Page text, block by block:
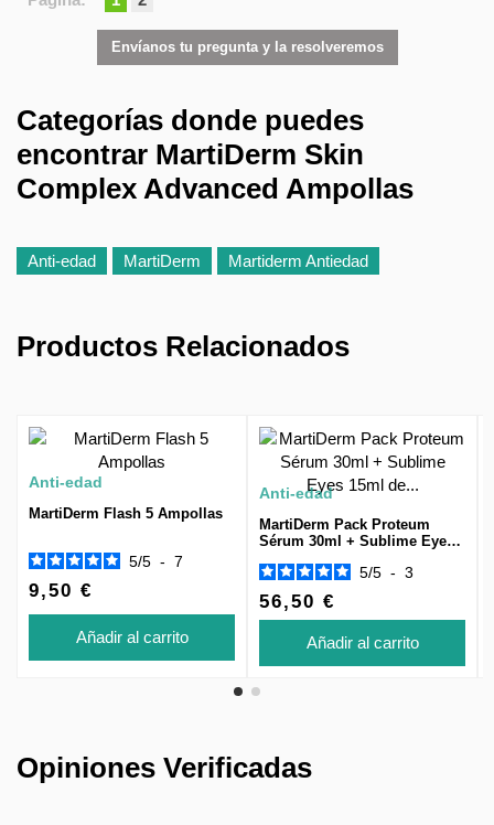
Envíanos tu pregunta y la resolveremos
Categorías donde puedes
encontrar MartiDerm Skin
Complex Advanced Ampollas
Anti-edad MartiDerm Martiderm Antiedad
Productos Relacionados
Anti-edad
MartiDerm Flash 5 Ampollas
5/5 - 7
9,50 €
Añadir al carrito
Anti-edad
MartiDerm Pack Proteum
Sérum 30ml + Sublime Eyes
5/5 - 3
56,50 €
Añadir al carrito
Opiniones Verificadas